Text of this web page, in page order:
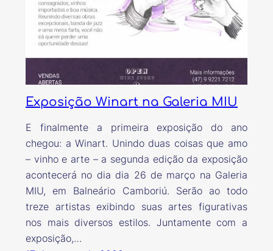
Exposição Winart na Galeria MIU
E finalmente a primeira exposição do ano
chegou: a Winart. Unindo duas coisas que amo
– vinho e arte – a segunda edição da exposição
acontecerá no dia dia 26 de março na Galeria
MIU, em Balneário Camboriú. Serão ao todo
treze artistas exibindo suas artes figurativas
nos mais diversos estilos. Juntamente com a
exposição,…